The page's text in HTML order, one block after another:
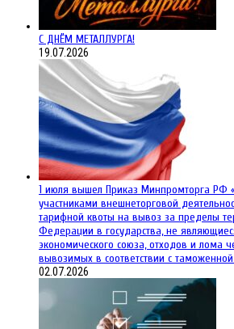
С ДНЁМ МЕТАЛЛУРГА!
19.07.2026
1 июля вышел Приказ Минпромторга РФ
участниками внешнеторговой
тарифной квоты на вывоз за пределы
Федерации в государства, не
экономического союза, отходов и лома
вывозимых в соответствии с
02.07.2026